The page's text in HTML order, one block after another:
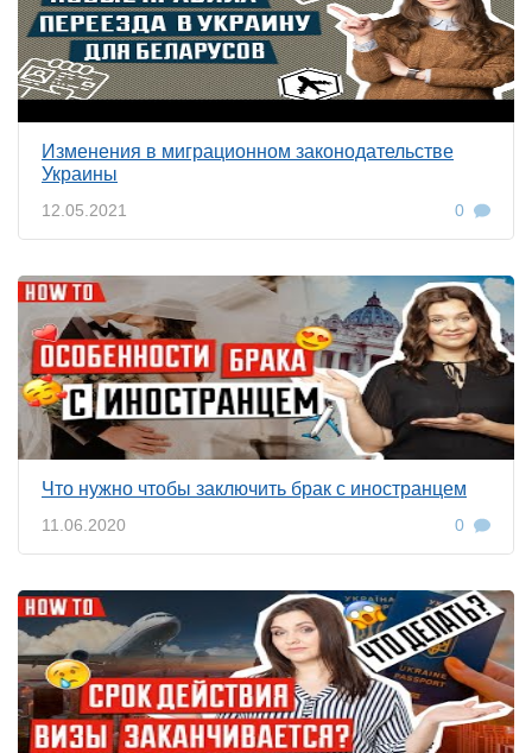
Изменения в миграционном законодательстве
Украины
12.05.2021 0
Что нужно чтобы заключить брак с иностранцем
11.06.2020 0